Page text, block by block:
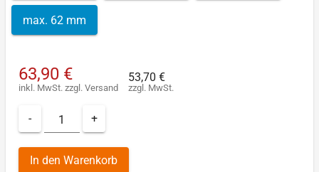
max. 62 mm
63,90 €
inkl. MwSt. zzgl. Versand
53,70 €
zzgl. MwSt.
- +
In den Warenkorb